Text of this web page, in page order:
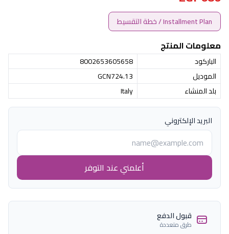
Installment Plan / خطة التقسيط
معلومات المنتج
الباركود
8002653605658
الموديل
GCN724.13
بلد المنشاء
Italy
البريد الإلكتروني
أعلمني عند التوفر
قبول الدفع
طرق متعددة